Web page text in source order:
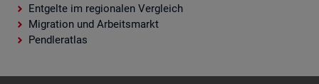
Entgelte im regionalen Vergleich
Migration und Arbeitsmarkt
Pendleratlas